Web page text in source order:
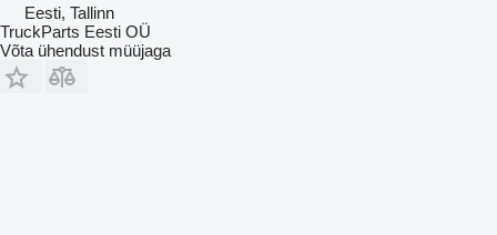
Eesti, Tallinn
TruckParts Eesti OÜ
Võta ühendust müüjaga